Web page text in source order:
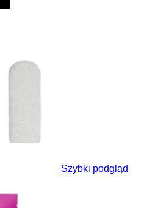
Szybki podgląd